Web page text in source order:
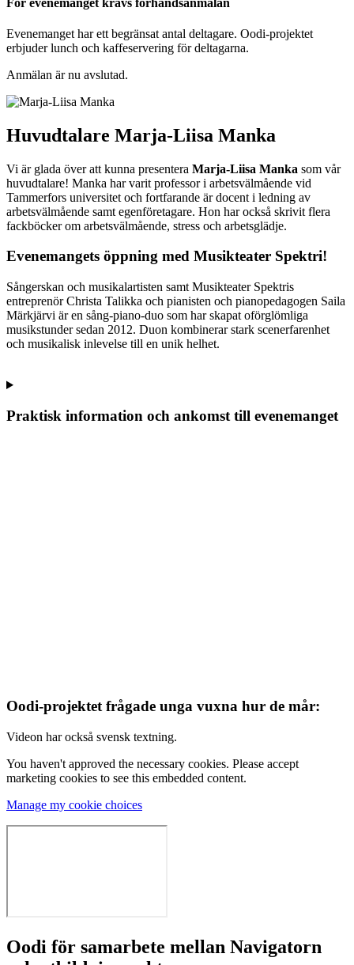
Evenemanget har ett begränsat antal deltagare. Oodi-projektet
erbjuder lunch och kaffeservering för deltagarna.
Anmälan är nu avslutad.
Huvudtalare Marja-Liisa Manka
Vi är glada över att kunna presentera Marja-Liisa Manka som vår
huvudtalare! Manka har varit professor i arbetsvälmående vid
Tammerfors universitet och fortfarande är docent i ledning av
arbetsvälmående samt egenföretagare. Hon har också skrivit flera
fackböcker om arbetsvälmående, stress och arbetsglädje.
Evenemangets öppning med Musikteater Spektri!
Sångerskan och musikalartisten samt Musikteater Spektris
entreprenör Christa Talikka och pianisten och pianopedagogen Saila
Märkjärvi är en sång-piano-duo som har skapat oförglömliga
musikstunder sedan 2012. Duon kombinerar stark scenerfarenhet
och musikalisk inlevelse till en unik helhet.
Praktisk information och ankomst till evenemanget
Oodi-projektet frågade unga vuxna hur de mår:
Videon har också svensk textning.
You haven't approved the necessary cookies. Please accept
marketing cookies to see this embedded content.
Manage my cookie choices
Oodi för samarbete mellan Navigatorn